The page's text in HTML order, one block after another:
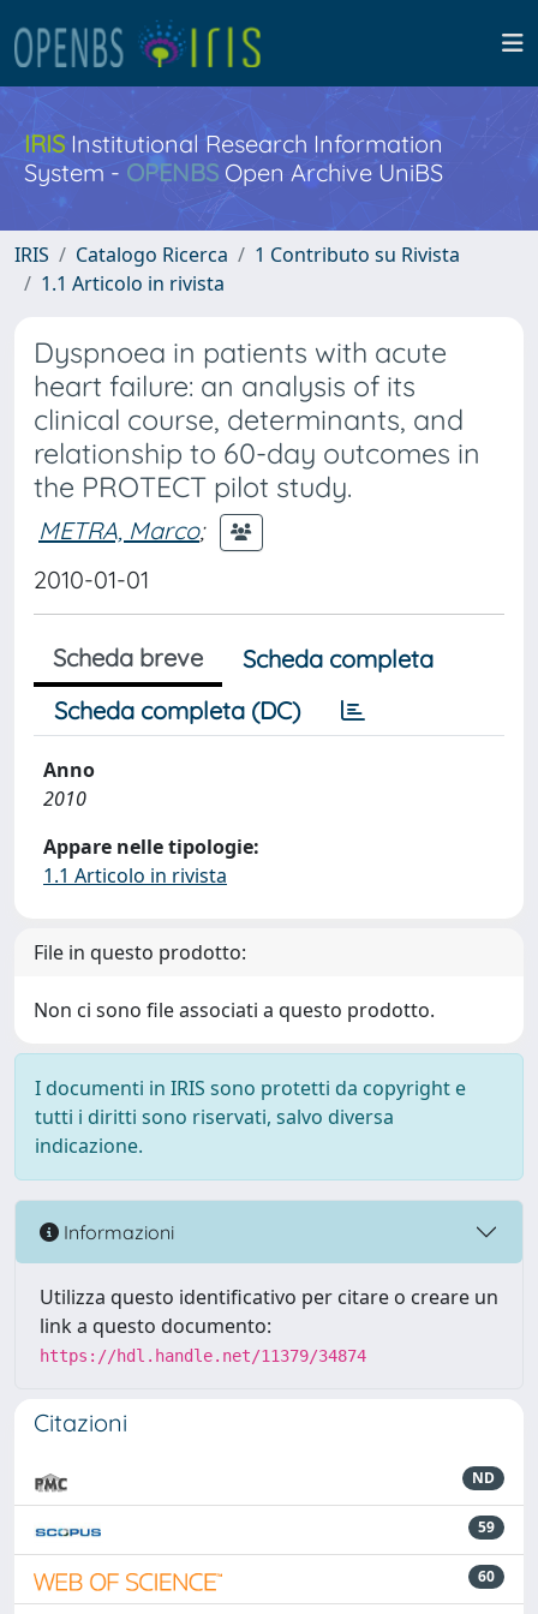
IRISInstitutional Research Information
System - OPENBS Open Archive UniBS
IRIS Catalogo Ricerca
1 Contributo su Rivista
1.1 Articolo in rivista
Dyspnoea in patients with acute
heart failure: an analysis of its
clinical course, determinants, and
relationship to 60-day outcomes in
the PROTECT pilot study.
METRA, Marco;
2010-01-01
Scheda breve
Scheda completa
Scheda completa (DC)
Anno
2010
Appare nelle tipologie:
1.1 Articolo in rivista
File in questo prodotto:
Non ci sono file associati a questo prodotto.
I documenti in IRIS sono protetti da copyright e
tutti i diritti sono riservati, salvo diversa
indicazione.
Informazioni
Utilizza questo identificativo per citare o creare un
link a questo documento:
https://hdl.handle.net/11379/34874
Citazioni
ND
59
60